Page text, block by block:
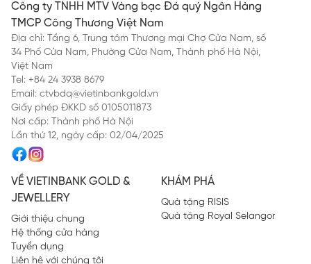
Công ty TNHH MTV Vàng bạc Đá quý Ngân Hàng
TMCP Công Thương Việt Nam
Địa chỉ: Tầng 6, Trung tâm Thương mại Chợ Cửa Nam, số
34 Phố Cửa Nam, Phường Cửa Nam, Thành phố Hà Nội,
Việt Nam
Tel: +84 24 3938 8679
Email: ctvbdq@vietinbankgold.vn
Giấy phép ĐKKD số 0105011873
Nơi cấp: Thành phố Hà Nội
Lần thứ 12, ngày cấp: 02/04/2025
VỀ VIETINBANK GOLD &
JEWELLERY
Giới thiệu chung
Hệ thống cửa hàng
Tuyển dụng
Liên hệ với chúng tôi
KHÁM PHÁ
Quà tặng RISIS
Quà tặng Royal Selangor